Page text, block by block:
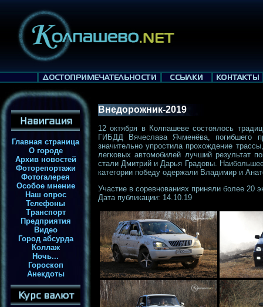
Главная страница
О городе
Архив новостей
Фоторепортажи
Фотогалерея
Особое мнение
Наш опрос
Телефоны
Транспорт
Предприятия
Видео
Город абсурда
Коллаж
Ночь...
Гороскоп
Анекдоты
Внедорожник-2019
12 октября в Колпашеве состоялось
ГИБДД Вячеслава Ячменёва, погибшего
значительно упростила прохождение
легковых автомобилей лучший результат
стали Дмитрий и Дарья Градовы.
категории победу одержали Владимир и
Участие в соревнованиях приняли более 20
Дата публикации: 14.10.19